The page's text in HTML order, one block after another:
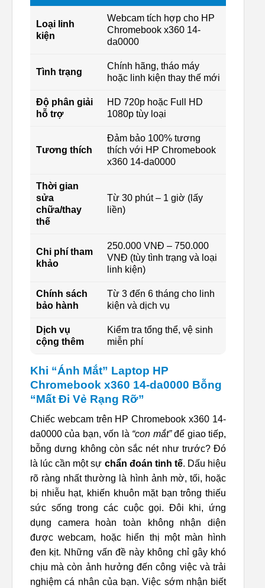
Loại linh
kiện
Webcam tích hợp cho HP
Chromebook x360 14-
da0000
Tình trạng
Chính hãng, tháo máy
hoặc linh kiện thay thế mới
Độ phân giải
hỗ trợ
HD 720p hoặc Full HD
1080p tùy loại
Tương thích
Đảm bảo 100% tương
thích với HP Chromebook
x360 14-da0000
Thời gian
sửa
chữa/thay
thế
Từ 30 phút – 1 giờ (lấy
liền)
Chi phí tham
khảo
250.000 VNĐ – 750.000
VNĐ (tùy tình trạng và loại
linh kiện)
Chính sách
bảo hành
Từ 3 đến 6 tháng cho linh
kiện và dịch vụ
Dịch vụ
cộng thêm
Kiểm tra tổng thể, vệ sinh
miễn phí
Khi “Ánh Mắt” Laptop HP
Chromebook x360 14-da0000 Bỗng
“Mất Đi Vẻ Rạng Rỡ”
Chiếc webcam trên HP Chromebook x360 14-
da0000 của bạn, vốn là “con mắt”để giao tiếp,
bỗng dưng không còn sắc nét như trước? Đó
là lúc cần một sự chẩn đoán tinh tế. Dấu hiệu
rõ ràng nhất thường là hình ảnh mờ, tối, hoặc
bị nhiễu hạt, khiến khuôn mặt bạn trông thiếu
sức sống trong các cuộc gọi. Đôi khi, ứng
dụng camera hoàn toàn không nhận diện
được webcam, hoặc hiển thị một màn hình
đen kịt. Những vấn đề này không chỉ gây khó
chịu mà còn ảnh hưởng đến công việc và trải
nghiệm cá nhân của bạn. Việc sớm nhận biết